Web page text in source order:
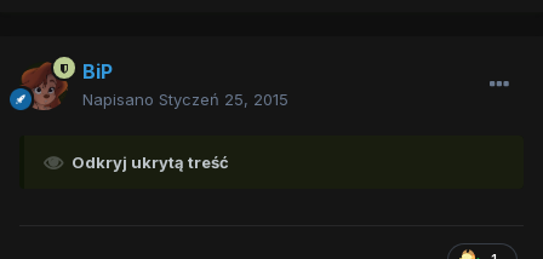
BiP
Napisano Styczeń 25, 2015
Odkryj ukrytą treść